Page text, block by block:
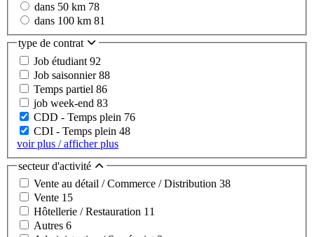
dans 50 km 78
dans 100 km 81
type de contrat
Job étudiant 92
Job saisonnier88
Temps partiel 86
job week-end 83
CDD - Temps plein 76
CDI - Temps plein 48
voir plus / afficher plus
secteur d'activité
Vente au détail / Commerce / Distribution 38
Vente 15
Hôtellerie / Restauration 11
Autres 6